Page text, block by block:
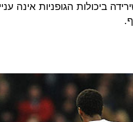
ביכולות הגופניות אינה